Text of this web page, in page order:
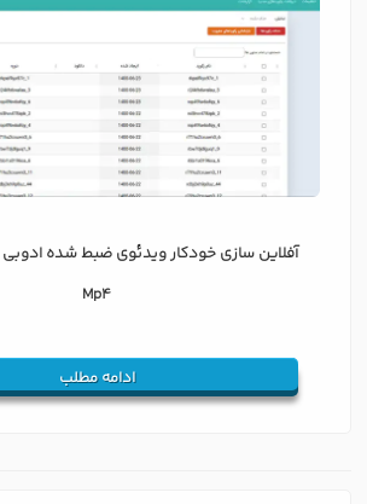
آفلاین سازی خودکار ویدئوی ضبط شده
Mp4
ادامه مطلب